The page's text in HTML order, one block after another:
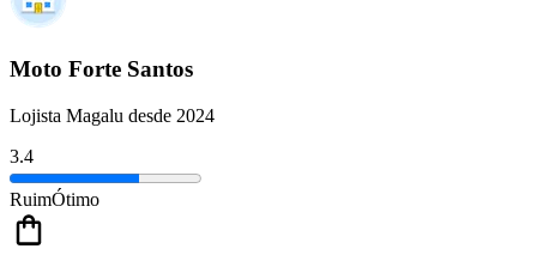
Moto Forte Santos
Lojista Magalu desde 2024
3.4
RuimÓtimo